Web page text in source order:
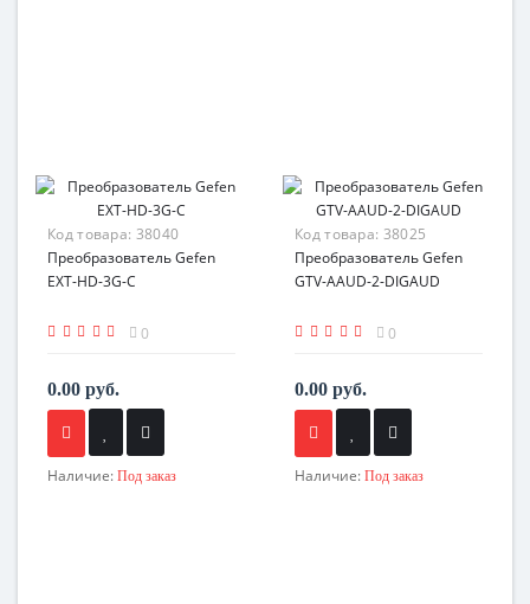
Код товара: 38040
Преобразователь Gefen
EXT-HD-3G-C
0
0.00 руб.
Наличие: Под заказ
Код товара: 38025
Преобразователь Gefen
GTV-AAUD-2-DIGAUD
0
0.00 руб.
Наличие: Под заказ